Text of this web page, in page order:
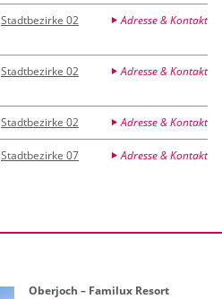
Stadtbezirke 02 Adresse & Kontakt
Stadtbezirke 02 Adresse & Kontakt
Stadtbezirke 02 Adresse & Kontakt
Stadtbezirke 07 Adresse & Kontakt
Ober­joch – Fa­mi­lux Re­sort